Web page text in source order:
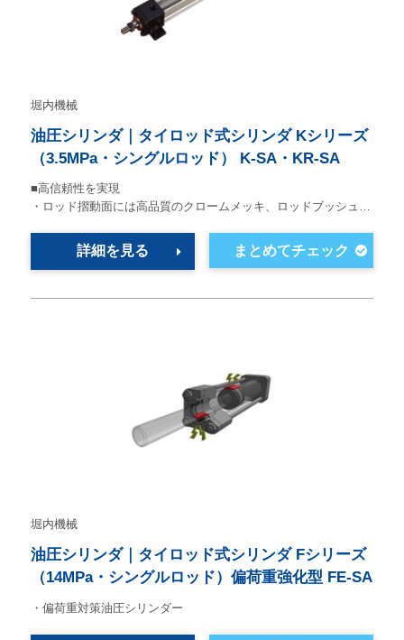
堀内機械
油圧シリンダ｜タイロッド式シリンダ Kシリーズ
（3.5MPa・シングルロッド） K-SA・KR-SA
■高信頼性を実現
・ロッド摺動面には高品質のクロームメッキ、ロッドブッシュ…
詳細を見る
堀内機械
油圧シリンダ｜タイロッド式シリンダ Fシリーズ
（14MPa・シングルロッド）偏荷重強化型 FE-SA
・偏荷重対策油圧シリンダー